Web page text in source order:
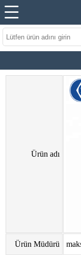
Ürün adı
Ürün Müdürü